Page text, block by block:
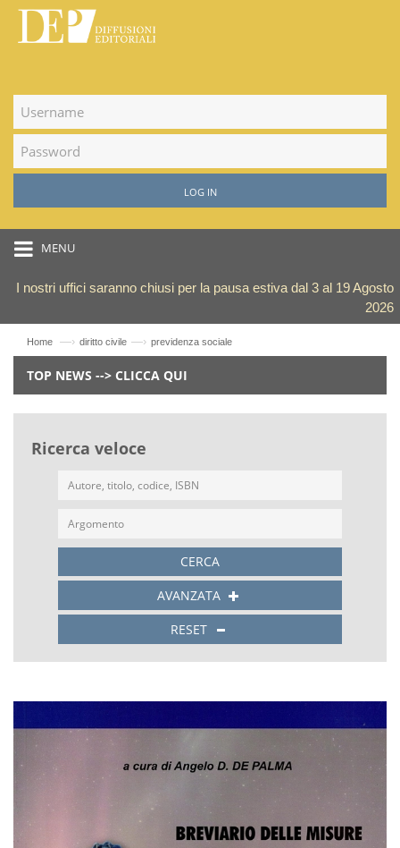
LOG IN
MENU
I nostri uffici saranno chiusi per la pausa estiva dal 3 al 19 Agosto
2026
Home —› diritto civile —› previdenza sociale
TOP NEWS --> CLICCA QUI
Ricerca veloce
CERCA
AVANZATA
RESET